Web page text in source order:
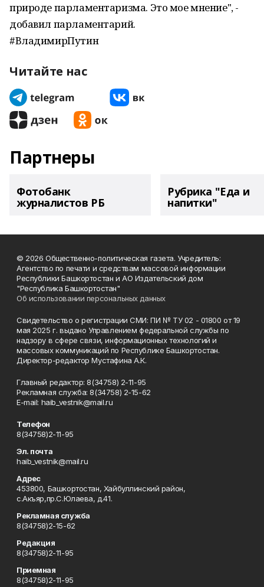
природе парламентаризма. Это мое мнение", -
добавил парламентарий.
#ВладимирПутин
Читайте нас
Партнеры
Фотобанк
журналистов РБ
Рубрика "Еда и
напитки"
© 2026 Общественно-политическая газета. Учредитель:
Агентство по печати и средствам массовой информации
Республики Башкортостан и АО Издательский дом
"Республика Башкортостан"
Об использовании персональных данных
Свидетельство о регистрации СМИ: ПИ № ТУ 02 - 01800 от 19
мая 2025 г. выдано Управлением федеральной службы по
надзору в сфере связи, информационных технологий и
массовых коммуникаций по Республике Башкортостан.
Директор-редактор Мустафина А.К.
Главный редактор: 8(34758) 2-11-95
Рекламная служба: 8(34758) 2-15-62
Е-mаil: haib_vestnik@mail.ru
Телефон
8(34758)2-11-95
Эл. почта
haib_vestnik@mail.ru
Адрес
453800, Башкортостан, Хайбуллинский район,
с.Акъяр,пр.С.Юлаева, д.41.
Рекламная служба
8(34758)2-15-62
Редакция
8(34758)2-11-95
Приемная
8(34758)2-11-95